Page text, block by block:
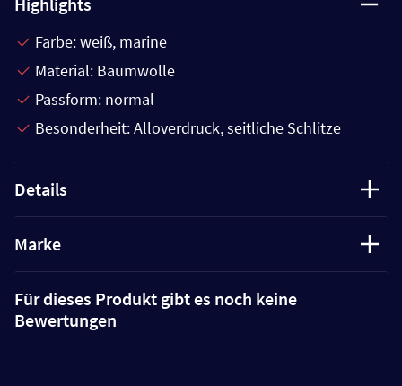
Farbe: weiß, marine
Material: Baumwolle
Passform: normal
Besonderheit: Alloverdruck, seitliche Schlitze
Details
Marke
Für dieses Produkt gibt es noch keine
Bewertungen